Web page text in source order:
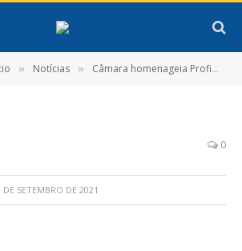
» Notícias » Câmara homenageia Profissionais da Saúde
0
DE SETEMBRO DE 2021